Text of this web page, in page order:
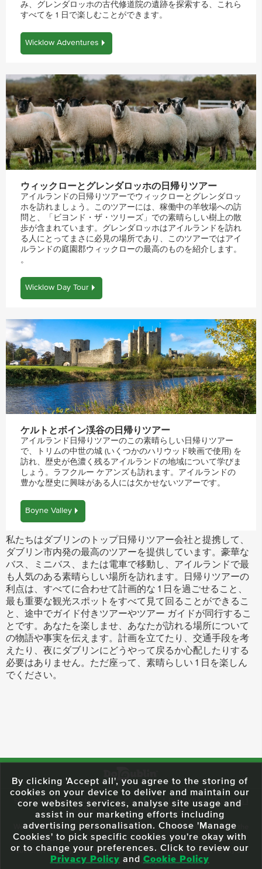
み、グレンダロッホの古代修道院の遺跡を探索する、これら
すべてを 1 日で楽しむことができます。
Wicklow Adventures
ウィックローとグレンダロッホの日帰りツアー
アイルランドの日帰りツアーでウィックローとグレンダロッ
ホを訪れましょう。このツアーには、稼働中の羊牧場への訪
問と、「ビヨンド・ザ・ツリーズ」での素晴らしい樹上の散
歩が含まれています。グレンダロッホはアイルランドを訪れ
る人にとってまさに必見の場所であり、このツアーではアイ
ルランドの庭園郡ウィックローの最高のものを紹介します。
。
Wicklow Day Tour
ケルトとボイン渓谷の日帰りツアー
アイルランド日帰りツアーのこの素晴らしい日帰りツアー
で、トリムの中世の城 (いくつかのハリウッド映画で使用) を
訪れ、歴史が色濃く残るアイルランドの地域について学びま
しょう。ラフクルー ケアンズも訪れます。アイルランドの
豊かな歴史に興味がある人には欠かせないツアーです。
Boyne Valley
私たちはダブリンのトップ日帰りツアー会社と提携して、
ダブリン市内発の最高のツアーを提供しています。豪華な
バス、ミニバス、または電車で移動し、アイルランドで最
も人気のある素晴らしい場所を訪れます。日帰りツアーの
利点は、すべてに合わせて計画的な 1 日を過ごせること、
最も重要な観光スポットをすべて見て回ることができるこ
と、途中でガイド付きツアーやツアー ガイドが同行するこ
とです。あなたを楽しませ、あなたが訪れる場所について
の物語や事実を伝えます。計画を立てたり、交通手段を考
えたり、夜にダブリンにどうやって戻るか心配したりする
必要はありません。ただ座って、素晴らしい 1 日を楽しん
でください。
59 O'Connell Street Upper, North City, Dublin 1, D01 RX04 Call:+353 1
703 3024
Email: info@dodublin.ie
We've been entertaining visitors to our town since 1988. We're part of the
fabric of Dublin City and we take great pride in delivering a real and
authentic tour experience to all of our visitors, one steeped in history but
one that also celebrates the city as she evolves.
By clicking 'Accept all', you agree to the storing of
cookies on your device to deliver and maintain our
core websites services, analyse site usage and
assist in our marketing efforts including
advertising personalisation. Choose 'Manage
Cookies' to pick specific cookies you're okay with
or to change your preferences. Click to review our
Privacy Policy and Cookie Policy